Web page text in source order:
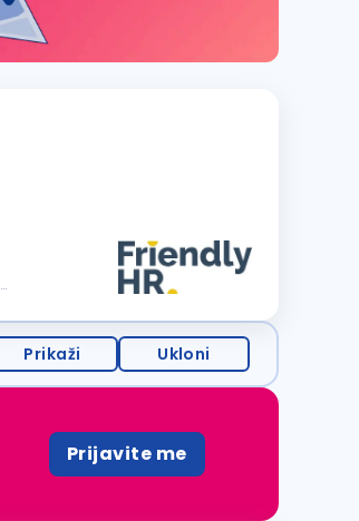
Prikaži Ukloni
Prijavite me